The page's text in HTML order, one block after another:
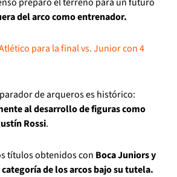
del arco como entrenador.
para la final vs. Junior con 4
de arqueros es histórico:
al desarrollo de figuras como
Rossi.
títulos obtenidos con Boca Juniors y
de los arcos bajo su tutela.